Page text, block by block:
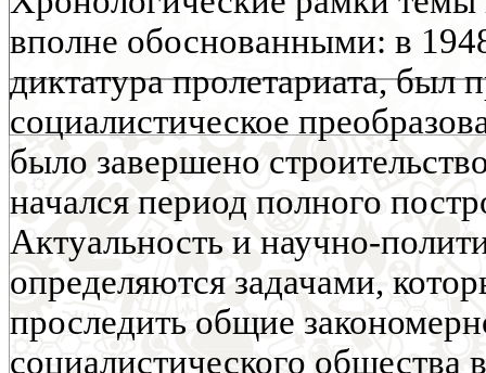
вполне обоснованными: в
диктатура пролетариата, был
социалистическое
было завершено
начался период полного
Актуальность и научно-
определяются задачами,
проследить общие
социалистического общества